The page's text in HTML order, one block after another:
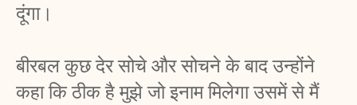
दूंगा।
बीरबल कुछ देर सोचे और सोचने के बाद उन्होंने
कहा कि ठीक है मुझे जो इनाम मिलेगा उसमें से मैं